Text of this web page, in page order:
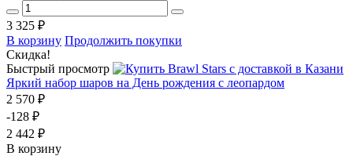
3 325 ₽
В корзину Продолжить покупки
Скидка!
Быстрый просмотр
Яркий набор шаров на День рождения с леопардом
2 570 ₽
-128 ₽
2 442 ₽
В корзину